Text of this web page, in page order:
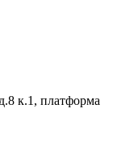
к.1, платформа